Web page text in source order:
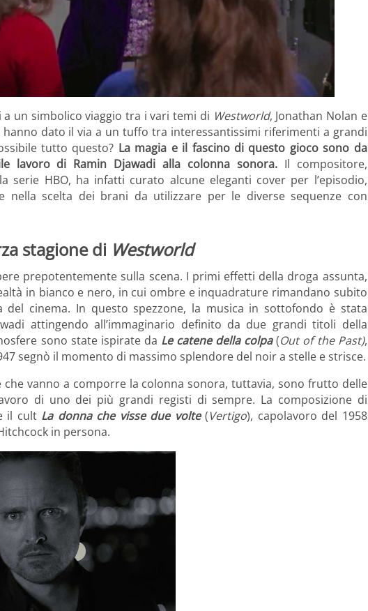
un simbolico viaggio tra i vari temi di Westworld, Jonathan Nolan e
hanno dato il via a un tuffo tra interessantissimi riferimenti a grandi
tutto questo? La magia e il fascino di questo gioco sono da
lavoro di Ramin Djawadi alla colonna sonora.Il compositore,
serie HBO, ha infatti curato alcune eleganti cover per l’episodio,
nella scelta dei brani da utilizzare per le diverse sequenze con
stagione di Westworld
prepotentemente sulla scena. I primi effetti della droga assunta,
in bianco e nero, in cui ombre e inquadrature rimandano subito
cinema. In questo spezzone, la musica in sottofondo è stata
attingendo all’immaginario definito da due grandi titoli della
sono state ispirate da Le catene della colpa(Out of the Past),
segnò il momento di massimo splendore del noir a stelle e strisce.
che vanno a comporre la colonna sonora, tuttavia, sono frutto delle
di uno dei più grandi registi di sempre. La composizione di
il cult La donna che visse due volte(Vertigo), capolavoro del 1958
in persona.